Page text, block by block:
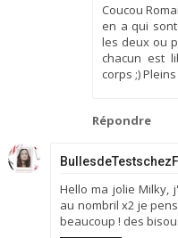
Coucou
en a qui
les deux ou
chacun est
corps ;)
Répondre
Hello ma jolie Milky,
au nombril x2 je
beaucoup ! des